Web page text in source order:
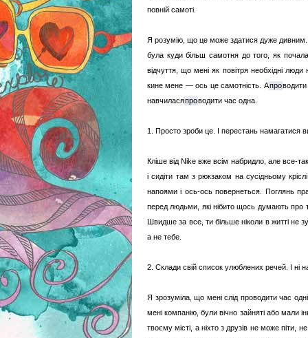
повній самоті.
Я розумію, що це може здатися дуже
була куди більш самотня до того, як почала
відчуття, що мені як повітря необхідні
кине мене — ось це самотність. Апроводити
навчиласяпроводити час одна.
1. Просто зроби це. І перестань намагатися
Кліше від Nike вже всім набридло, але все-
і сидіти там з рюкзаком на сусідньому
напоями і ось-ось повернеться. Поглянь
перед людьми, які нібито щось думають про
Швидше за все, ти більше ніколи в житті не
а не тебе.
2. Склади свій список улюблених речей. І ні
Я зрозуміла, що мені слід проводити час
мені компанію, були вічно зайняті або мали
твоєму місті, а ніхто з друзів не може піти,